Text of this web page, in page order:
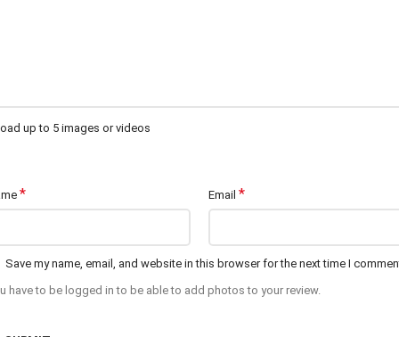
up to 5 images or videos
* Email *
Save my name, email, and website in this browser for the next time I
have to be logged in to be able to add photos to your review.